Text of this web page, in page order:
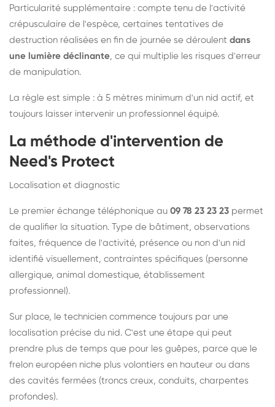
Particularité supplémentaire : compte tenu de l'activité
crépusculaire de l'espèce, certaines tentatives de
destruction réalisées en fin de journée se déroulent dans
une lumière déclinante, ce qui multiplie les risques d'erreur
de manipulation.
La règle est simple : à 5 mètres minimum d'un nid actif, et
toujours laisser intervenir un professionnel équipé.
La méthode d'intervention de
Need's Protect
Localisation et diagnostic
Le premier échange téléphonique au 09 78 23 23 23 permet
de qualifier la situation. Type de bâtiment, observations
faites, fréquence de l'activité, présence ou non d'un nid
identifié visuellement, contraintes spécifiques (personne
allergique, animal domestique, établissement
professionnel).
Sur place, le technicien commence toujours par une
localisation précise du nid. C'est une étape qui peut
prendre plus de temps que pour les guêpes, parce que le
frelon européen niche plus volontiers en hauteur ou dans
des cavités fermées (troncs creux, conduits, charpentes
profondes).